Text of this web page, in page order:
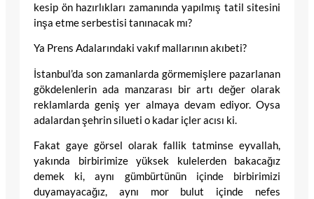
kesip ön hazırlıkları zamanında yapılmış tatil sitesini
inşa etme serbestisi tanınacak mı?
Ya Prens Adalarındaki vakıf mallarının akıbeti?
İstanbul’da son zamanlarda görmemişlere pazarlanan
gökdelenlerin ada manzarası bir artı değer olarak
reklamlarda geniş yer almaya devam ediyor. Oysa
adalardan şehrin silueti o kadar içler acısı ki.
Fakat gaye görsel olarak fallik tatminse eyvallah,
yakında birbirimize yüksek kulelerden bakacağız
demek ki, aynı gümbürtünün içinde birbirimizi
duyamayacağız, aynı mor bulut içinde nefes